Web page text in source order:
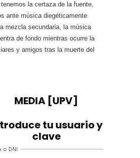
la certaza de la fuente,
ante música diegéticamente
mezcla secundaria, la música
de fondo mientras ocurre la
y amigos tras la muerte del